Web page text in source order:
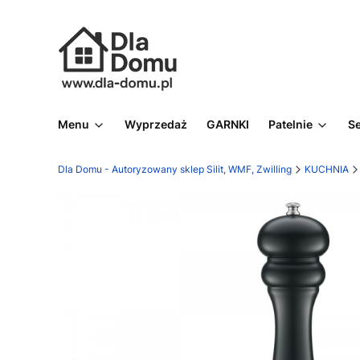
Menu Wyprzedaż GARNKI Patelnie
Dla Domu - Autoryzowany sklep Silit, WMF, Zwilling KUCHNIA